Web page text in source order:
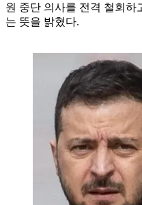
원 중단 의사를 전격 철회
는 뜻을 밝혔다.